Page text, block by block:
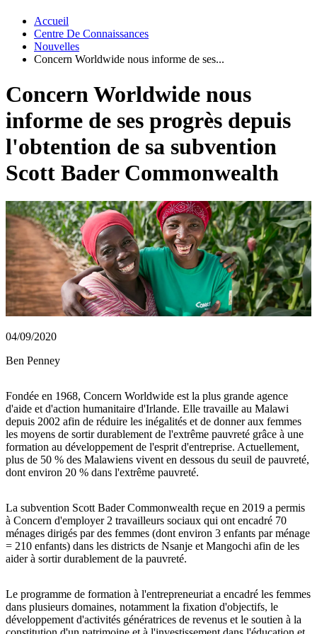
Accueil
Centre De Connaissances
Nouvelles
Concern Worldwide nous informe de ses...
Concern Worldwide nous
informe de ses progrès depuis
l'obtention de sa subvention
Scott Bader Commonwealth
04/09/2020
Ben Penney
Fondée en 1968, Concern Worldwide est la plus grande agence
d'aide et d'action humanitaire d'Irlande. Elle travaille au Malawi
depuis 2002 afin de réduire les inégalités et de donner aux femmes
les moyens de sortir durablement de l'extrême pauvreté grâce à une
formation au développement de l'esprit d'entreprise. Actuellement,
plus de 50 % des Malawiens vivent en dessous du seuil de pauvreté,
dont environ 20 % dans l'extrême pauvreté.
La subvention Scott Bader Commonwealth reçue en 2019 a permis
à Concern d'employer 2 travailleurs sociaux qui ont encadré 70
ménages dirigés par des femmes (dont environ 3 enfants par ménage
= 210 enfants) dans les districts de Nsanje et Mangochi afin de les
aider à sortir durablement de la pauvreté.
Le programme de formation à l'entrepreneuriat a encadré les femmes
dans plusieurs domaines, notamment la fixation d'objectifs, le
développement d'activités génératrices de revenus et le soutien à la